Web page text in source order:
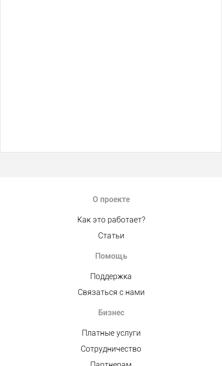
О проекте
Как это работает?
Статьи
Помощь
Поддержка
Связаться с нами
Бизнес
Платные услуги
Сотрудничество